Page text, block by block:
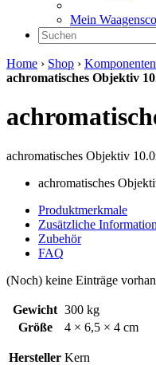
Mein
Home › Shop ›
achromatisches Objektiv
achromatisches Objektiv
achromatisches
Produktmerkmale
Zusätzliche Information
Zubehör
FAQ
(Noch) keine Einträge
Gewicht 300 kg
Größe
4 × 6,5 × 4 cm
Hersteller Kern